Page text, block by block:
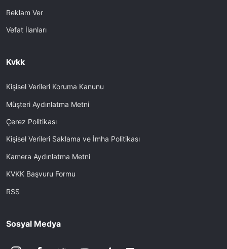
Reklam Ver
Vefat İlanları
Kvkk
Kişisel Verileri Koruma Kanunu
Müşteri Aydınlatma Metni
Çerez Politikası
Kişisel Verileri Saklama ve İmha Politikası
Kamera Aydınlatma Metni
KVKK Başvuru Formu
RSS
Sosyal Medya